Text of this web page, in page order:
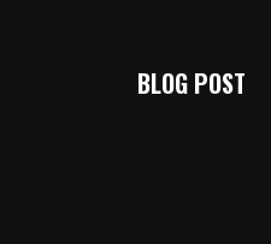
BLOG POST